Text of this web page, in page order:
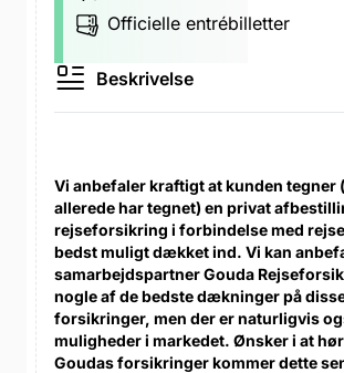
Officielle entrébilletter
Beskrivelse
Vi anbefaler kraftigt at kunden tegner
allerede har tegnet) en privat
rejseforsikring i forbindelse med
bedst muligt dækket ind. Vi kan
samarbejdspartner Gouda
nogle af de bedste dækninger på
forsikringer, men der er naturligvis
muligheder i markedet. Ønsker i at
Goudas forsikringer kommer dette